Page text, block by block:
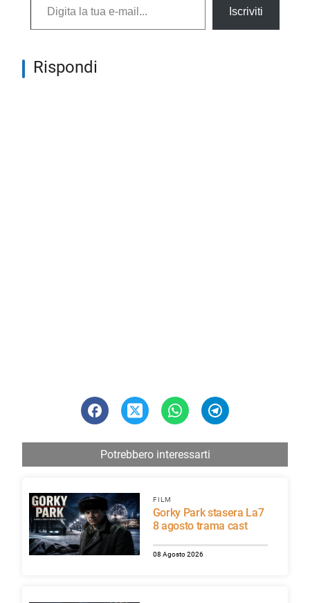
Iscriviti
Rispondi
Potrebbero interessarti
FILM
Gorky Park stasera La7
8 agosto trama cast
08 Agosto 2026